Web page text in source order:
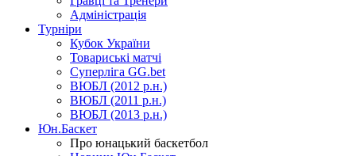
Адміністрація
Турніри
Кубок України
Товариські матчі
Суперліга GG.bet
ВЮБЛ (2012 р.н.)
ВЮБЛ (2011 р.н.)
ВЮБЛ (2013 р.н.)
Юн.Баскет
Про юнацький баскетбол